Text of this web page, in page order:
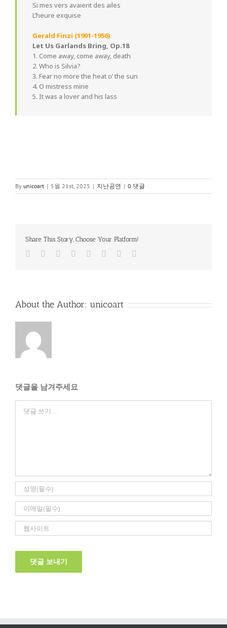
Si mes vers avaient des ailes
L’heure exquise
Gerald Finzi (1901-1956)
Let Us Garlands Bring, Op.18
1. Come away, come away, death
2. Who is Silvia?
3. Fear no more the heat o’ the sun
4. O mistress mine
5. It was a lover and his lass
By unicoart | 5월 21st, 2025 | 지난공연 | 0 댓글
Share This Story, Choose Your Platform!
Facebook
TwitterReddit LinkedIn
TumblrPinterest
About the Author: unicoart
댓글을 남겨주세요